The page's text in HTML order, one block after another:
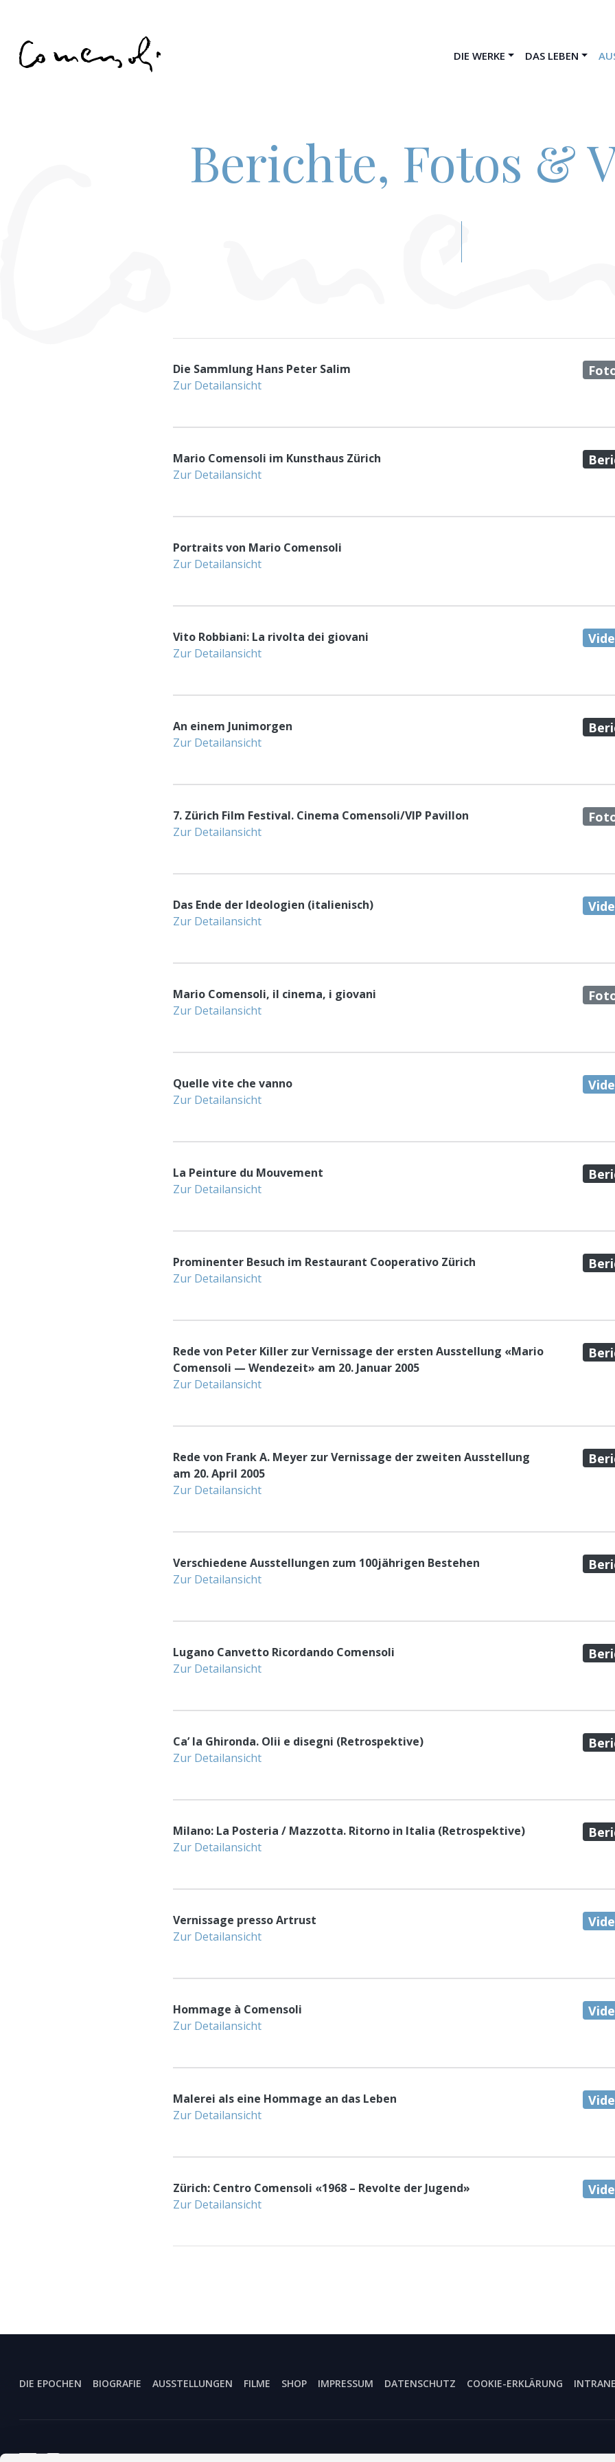
DIE WERKE DAS LEBEN
Berichte, Fotos &
Die Sammlung Hans Peter Salim
Zur Detailansicht
Mario Comensoli im Kunsthaus Zürich
Zur Detailansicht
Portraits von Mario Comensoli
Zur Detailansicht
Vito Robbiani: La rivolta dei giovani
Zur Detailansicht
An einem Junimorgen
Zur Detailansicht
7. Zürich Film Festival. Cinema Comensoli/VIP Pavillon
Zur Detailansicht
Das Ende der Ideologien (italienisch)
Zur Detailansicht
Mario Comensoli, il cinema, i giovani
Zur Detailansicht
Quelle vite che vanno
Zur Detailansicht
La Peinture du Mouvement
Zur Detailansicht
Prominenter Besuch im Restaurant Cooperativo Zürich
Zur Detailansicht
Rede von Peter Killer zur Vernissage der ersten Ausstellung «Mario
Comensoli — Wendezeit» am 20. Januar 2005
Zur Detailansicht
Rede von Frank A. Meyer zur Vernissage der zweiten Ausstellung
am 20. April 2005
Zur Detailansicht
Verschiedene Ausstellungen zum 100jährigen Bestehen
Zur Detailansicht
Lugano Canvetto Ricordando Comensoli
Zur Detailansicht
Ca’ la Ghironda. Olii e disegni (Retrospektive)
Zur Detailansicht
Milano: La Posteria / Mazzotta. Ritorno in Italia (Retrospektive)
Zur Detailansicht
Vernissage presso Artrust
Zur Detailansicht
Hommage à Comensoli
Zur Detailansicht
Malerei als eine Hommage an das Leben
Zur Detailansicht
Zürich: Centro Comensoli «1968 – Revolte der Jugend»
Zur Detailansicht
DIE EPOCHEN BIOGRAFIE AUSSTELLUNGEN FILME SHOP IMPRESSUM DATENSCHUTZ COOKIE-ERKLÄRUNG